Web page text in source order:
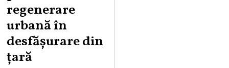
regenerare
urbană în
desfășurare din
țară